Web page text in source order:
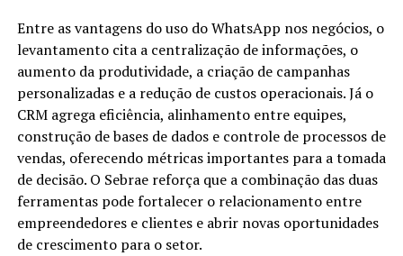
Entre as vantagens do uso do WhatsApp nos negócios, o
levantamento cita a centralização de informações, o
aumento da produtividade, a criação de campanhas
personalizadas e a redução de custos operacionais. Já o
CRM agrega eficiência, alinhamento entre equipes,
construção de bases de dados e controle de processos de
vendas, oferecendo métricas importantes para a tomada
de decisão. O Sebrae reforça que a combinação das duas
ferramentas pode fortalecer o relacionamento entre
empreendedores e clientes e abrir novas oportunidades
de crescimento para o setor.